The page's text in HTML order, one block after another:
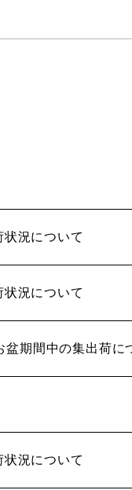
況について
況について
盆期間中の集出荷に
況について